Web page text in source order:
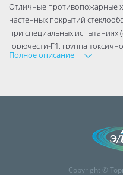
Отличные противопожарные
настенных покрытий
при специальных испытаниях
горючести-Г1, группа
Являясь негорючим
природных составляющих
создаётся экологически
природным компонентам,
поверхности «дышать»,
Полное описание
Copyright ©